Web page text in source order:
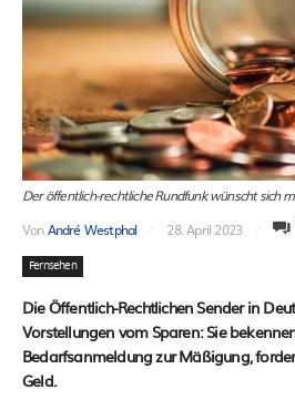
Der öffentlich-rechtliche Rundfunk wünscht sich
VonAndré Westphal 28. April 2023
Fernsehen
Die Öffentlich-Rechtlichen Sender in
Vorstellungen vom Sparen: Sie
Bedarfsanmeldung zur Mäßigung,
Geld.